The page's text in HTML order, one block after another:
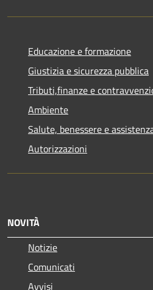
Educazione e formazione
Giustizia e sicurezza pubblica
Tributi,finanze e
Ambiente
Salute, benessere e
Autorizzazioni
NOVITÀ
Notizie
Comunicati
Avvisi